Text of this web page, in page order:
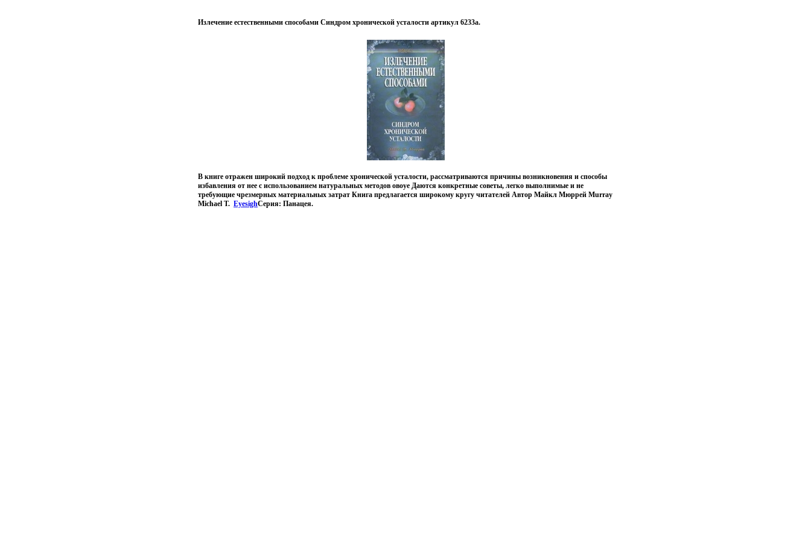
Излечение естественными способами Синдром хронической усталости артикул 6233a.
В книге отражен широкий подход к проблеме хронической усталости, рассматриваются причины возникновения и способы
избавления от нее с использованием натуральных методов овоуе Даются конкретные советы, легко выполнимые и не
требующие чрезмерных материальных затрат Книга предлагается широкому кругу читателей Автор Майкл Мюррей Murray
Michael T. EyesighСерия: Панацея.